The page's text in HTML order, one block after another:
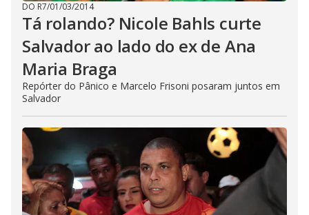
DO R7/01/03/2014
Tá rolando? Nicole Bahls curte
Salvador ao lado do ex de Ana
Maria Braga
Repórter do Pânico e Marcelo Frisoni posaram juntos em
Salvador